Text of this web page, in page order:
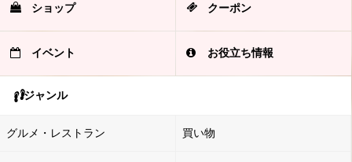
ショップ クーポン
イベント お役立ち情報
ジャンル
グルメ・レストラン 買い物